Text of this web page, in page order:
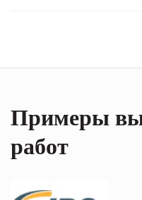
Примеры
работ